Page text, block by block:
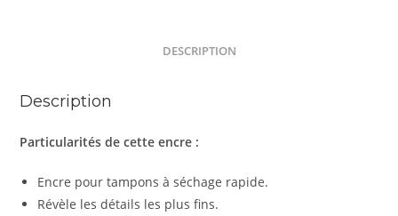
DESCRIPTION
Description
Particularités de cette encre :
Encre pour tampons à séchage rapide.
Révèle les détails les plus fins.